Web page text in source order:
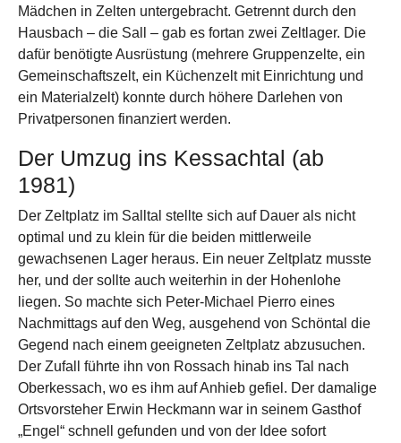
Mädchen in Zelten untergebracht. Getrennt durch den
Hausbach – die Sall – gab es fortan zwei Zeltlager. Die
dafür benötigte Ausrüstung (mehrere Gruppenzelte, ein
Gemeinschaftszelt, ein Küchenzelt mit Einrichtung und
ein Materialzelt) konnte durch höhere Darlehen von
Privatpersonen finanziert werden.
Der Umzug ins Kessachtal (ab
1981)
Der Zeltplatz im Salltal stellte sich auf Dauer als nicht
optimal und zu klein für die beiden mittlerweile
gewachsenen Lager heraus. Ein neuer Zeltplatz musste
her, und der sollte auch weiterhin in der Hohenlohe
liegen. So machte sich Peter-Michael Pierro eines
Nachmittags auf den Weg, ausgehend von Schöntal die
Gegend nach einem geeigneten Zeltplatz abzusuchen.
Der Zufall führte ihn von Rossach hinab ins Tal nach
Oberkessach, wo es ihm auf Anhieb gefiel. Der damalige
Ortsvorsteher Erwin Heckmann war in seinem Gasthof
„Engel“ schnell gefunden und von der Idee sofort